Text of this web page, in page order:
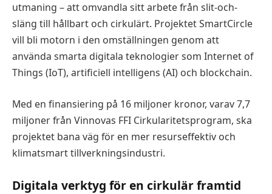
utmaning – att omvandla sitt arbete från slit-och-
släng till hållbart och cirkulärt. Projektet SmartCircle
vill bli motorn i den omställningen genom att
använda smarta digitala teknologier som Internet of
Things (IoT), artificiell intelligens (AI) och blockchain.
Med en finansiering på 16 miljoner kronor, varav 7,7
miljoner från Vinnovas FFI Cirkularitetsprogram, ska
projektet bana väg för en mer resurseffektiv och
klimatsmart tillverkningsindustri.
Digitala verktyg för en cirkulär framtid